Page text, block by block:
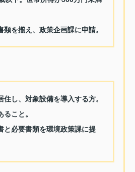
類を揃え、政策企画課に申請。
住し、対象設備を導入する方。
こと。
と必要書類を環境政策課に提